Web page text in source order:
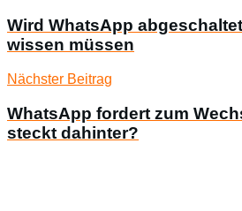
Wird WhatsApp
wissen müssen
Nächster Beitrag
WhatsApp fordert zum
steckt dahinter?